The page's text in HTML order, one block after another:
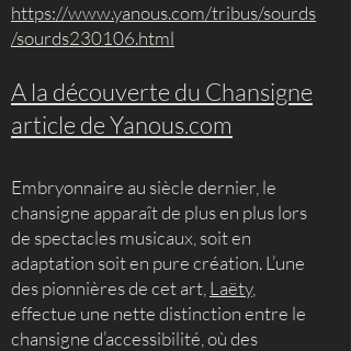
https://www.yanous.com/tribus/sourds
/sourds230106.html
A la découverte du Chansigne
article de Yanous.com
Embryonnaire au siècle dernier, le
chansigne apparaît de plus en plus lors
de spectacles musicaux, soit en
adaptation soit en pure création. L’une
des pionnières de cet art, Laëty,
effectue une nette distinction entre le
chansigne d’accessibilité, où des